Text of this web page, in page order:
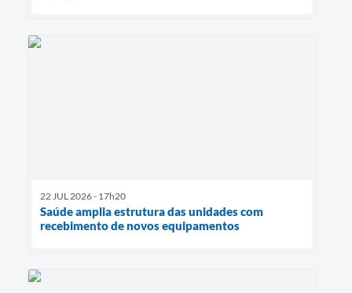
22 JUL 2026 - 17h20
Saúde amplia estrutura das unidades com
recebimento de novos equipamentos